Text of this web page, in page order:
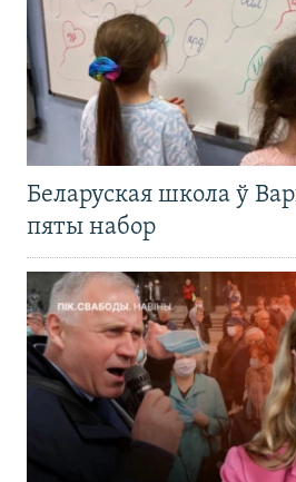
Беларуская школа ў
пяты набор